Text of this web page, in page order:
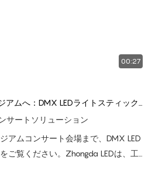
00:27
ムへ：DMX LEDライトスティック
ー効果
サートソリューション
アムコンサート会場まで、DMX LED
ご覧ください。Zhongda LEDは、工
サート照明ソリューションを提供